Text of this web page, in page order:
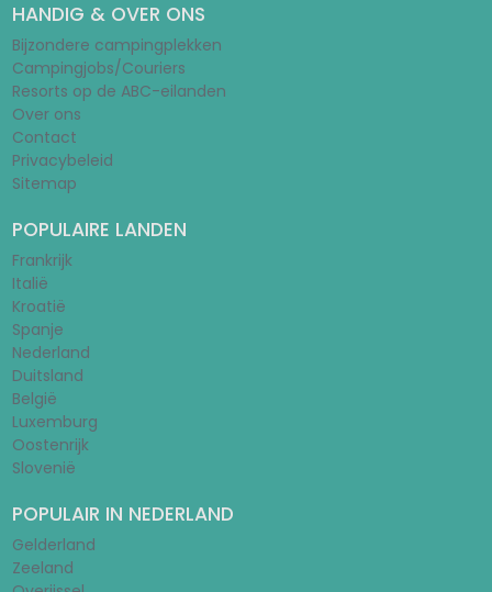
HANDIG & OVER ONS
Bijzondere campingplekken
Campingjobs/Couriers
Resorts op de ABC-eilanden
Over ons
Contact
Privacybeleid
Sitemap
POPULAIRE LANDEN
Frankrijk
Italië
Kroatië
Spanje
Nederland
Duitsland
België
Luxemburg
Oostenrijk
Slovenië
POPULAIR IN NEDERLAND
Gelderland
Zeeland